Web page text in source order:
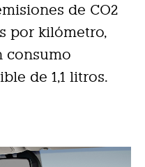
de CO2
por kilómetro,
consumo
de 1,1 litros.